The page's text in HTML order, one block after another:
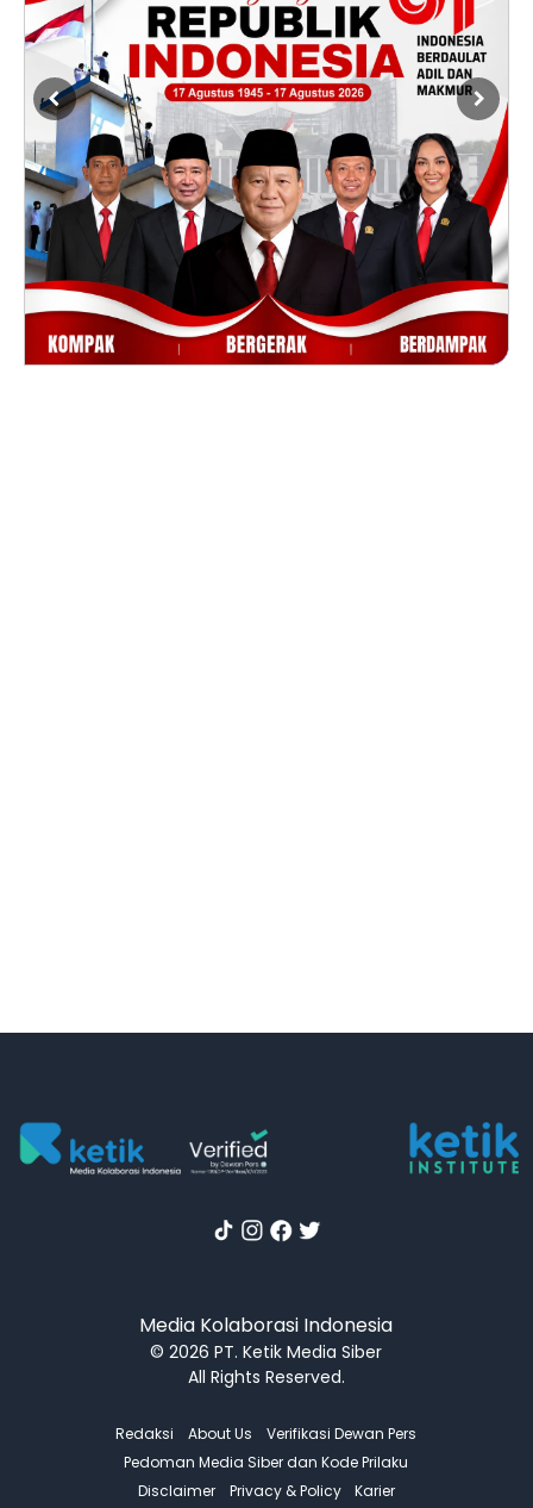
Media Kolaborasi Indonesia
© 2026 PT. Ketik Media Siber
All Rights Reserved.
Redaksi About Us
Verifikasi Dewan Pers
Pedoman Media Siber dan Kode Prilaku
Disclaimer
Privacy & Policy Karier